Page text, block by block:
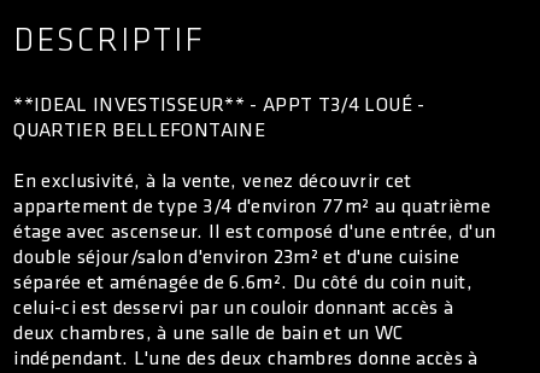
DESCRIPTIF
**IDEAL INVESTISSEUR** - APPT T3/4 LOUÉ -
QUARTIER BELLEFONTAINE
En exclusivité, à la vente, venez découvrir cet
appartement de type 3/4 d'environ 77m² au quatrième
étage avec ascenseur. Il est composé d'une entrée, d'un
double séjour/salon d'environ 23m² et d'une cuisine
séparée et aménagée de 6.6m². Du côté du coin nuit,
celui-ci est desservi par un couloir donnant accès à
deux chambres, à une salle de bain et un WC
indépendant. L'une des deux chambres donne accès à